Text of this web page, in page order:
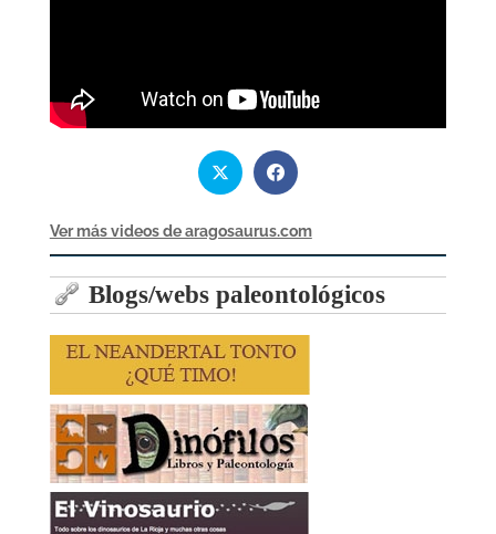
Ver más videos de aragosaurus.com
Blogs/webs paleontológicos